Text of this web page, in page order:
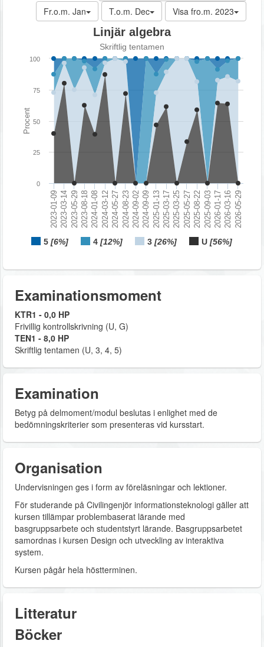
Visa fro.m. 2023
T.o.m. Dec
Fr.o.m. Jan
Procent
Linjär algebra
Skriftlig tentamen
5 [6%] 4 [12%] 3 [26%] U [56%]
2023-01-092023-03-142023-05-292023-08-182024-01-082024-03-122024-05-272024-08-232024-09-022024-09-092025-01-132025-03-172025-03-252025-05-272025-08-222025-09-032026-01-172026-03-162026-05-29
0
25
50
75
100
Examinationsmoment
KTR1 - 0,0 HP
Frivillig kontrollskrivning (U, G)
TEN1 - 8,0 HP
Skriftlig tentamen (U, 3, 4, 5)
Examination
Betyg på delmoment/modul beslutas i enlighet med de
bedömningskriterier som presenteras vid kursstart.
Organisation
Undervisningen ges i form av föreläsningar och lektioner.
För studerande på Civilingenjör informationsteknologi gäller att
kursen tillämpar problembaserat lärande med
basgruppsarbete och studentstyrt lärande. Basgruppsarbetet
samordnas i kursen Design och utveckling av interaktiva
system.
Kursen pågår hela höstterminen.
Litteratur
Böcker